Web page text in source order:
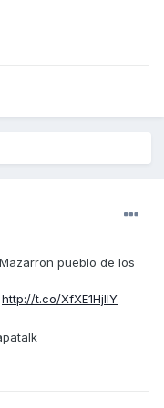
pueblo de los
http://t.co/XfXE1HjllY